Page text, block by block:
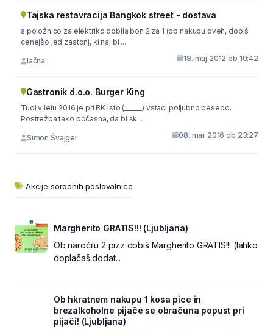
Tajska restavracija Bangkok street - dostava
s položnico za elektriko dobila bon 2 za 1 (ob nakupu dveh, dobiš
cenejšo jed zastonj, ki naj bi ...
lačna 18. maj 2012 ob 10:42
Gastronik d.o.o. Burger King
Tudi v letu 2016 je pri BK isto (______) vstaci poljubno besedo.
Postrežba tako počasna, da bi sk...
Simon Švajger 08. mar 2016 ob 23:27
Akcije sorodnih poslovalnice
Margherito GRATIS!!! (Ljubljana)
Ob naročilu 2 pizz dobiš Margherito GRATIS!!! (lahko
doplačaš dodat...
Ob hkratnem nakupu 1 kosa pice in
brezalkoholne pijače se obračuna popust pri
pijači! (Ljubljana)